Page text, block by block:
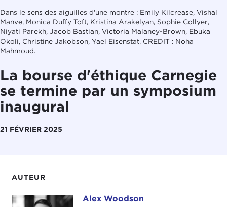
Dans le sens des aiguilles d'une montre : Emily Kilcrease, Vishal
Manve, Monica Duffy Toft, Kristina Arakelyan, Sophie Collyer,
Niyati Parekh, Jacob Bastian, Victoria Malaney-Brown, Ebuka
Okoli, Christine Jakobson, Yael Eisenstat. CREDIT : Noha
Mahmoud.
La bourse d'éthique Carnegie
se termine par un symposium
inaugural
21 FÉVRIER 2025
AUTEUR
Alex Woodson Alex Woodson